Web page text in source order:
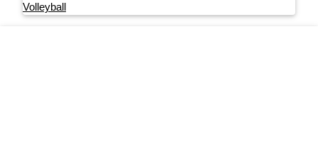
Volleyball